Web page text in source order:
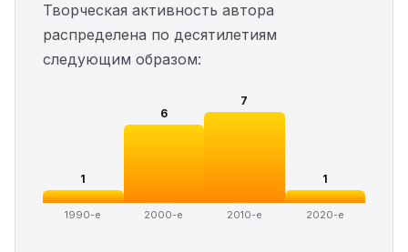
Творческая активность автора
распределена по десятилетиям
следующим образом:
1
1990-е
6
2000-е
7
2010-е
1
2020-е